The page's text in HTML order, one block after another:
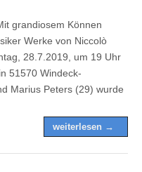
grandiosem Können
Werke von Niccolò
28.7.2019, um 19 Uhr
51570 Windeck-
Marius Peters (29) wurde
weiterlesen →